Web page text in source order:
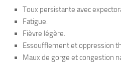
Toux persistante avec
Fatigue.
Fièvre légère.
Essoufflement et oppression
Maux de gorge et congestion